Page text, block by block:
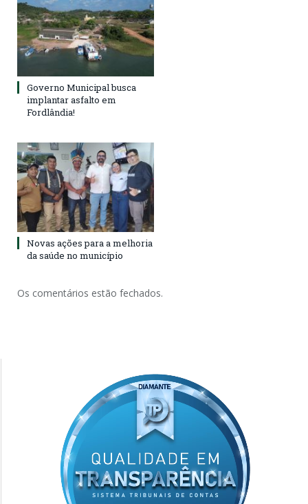
Governo Municipal busca
implantar asfalto em
Fordlândia!
Novas ações para a melhoria
da saúde no município
Os comentários estão fechados.